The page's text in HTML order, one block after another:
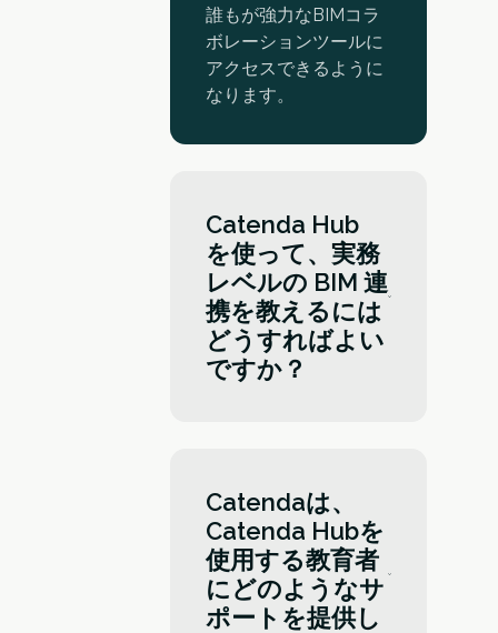
誰もが強力なBIMコラ
ボレーションツールに
アクセスできるように
なります。
Catenda Hub
を使って、実務
レベルの BIM 連
携を教えるには
どうすればよい
ですか？
ンなコモンデータ環境
（CDE）で実践的な経
験を積むことができま
す。カリキュラムに統
合し、デザインコーデ
ィネーション、モデル
Catendaは、
Catenda Hubを
使用する教育者
にどのようなサ
ポートを提供し